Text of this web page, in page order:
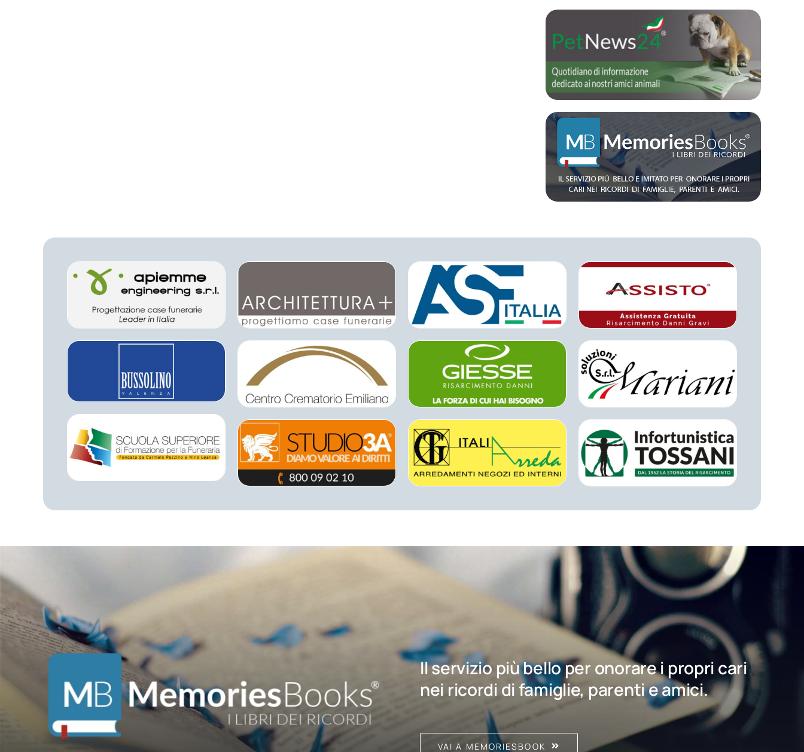
Il servizio più bello per onorare i propri cari
nei ricordi di famiglie, parenti e amici.
VAI A MEMORIESBOOK